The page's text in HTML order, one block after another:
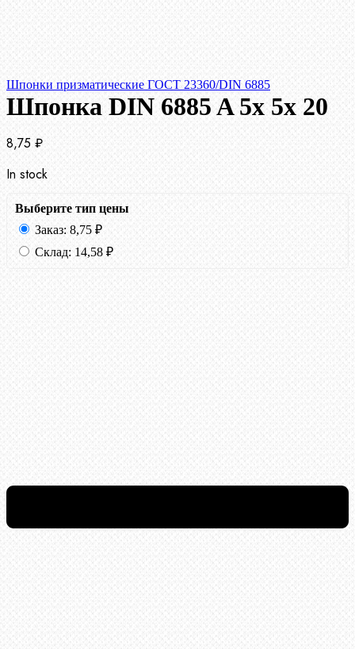
Шпонки призматические ГОСТ 23360/DIN 6885
Шпонка DIN 6885 A 5x 5x 20
8,75 ₽
In stock
Выберите тип цены
Заказ: 8,75 ₽
Склад: 14,58 ₽